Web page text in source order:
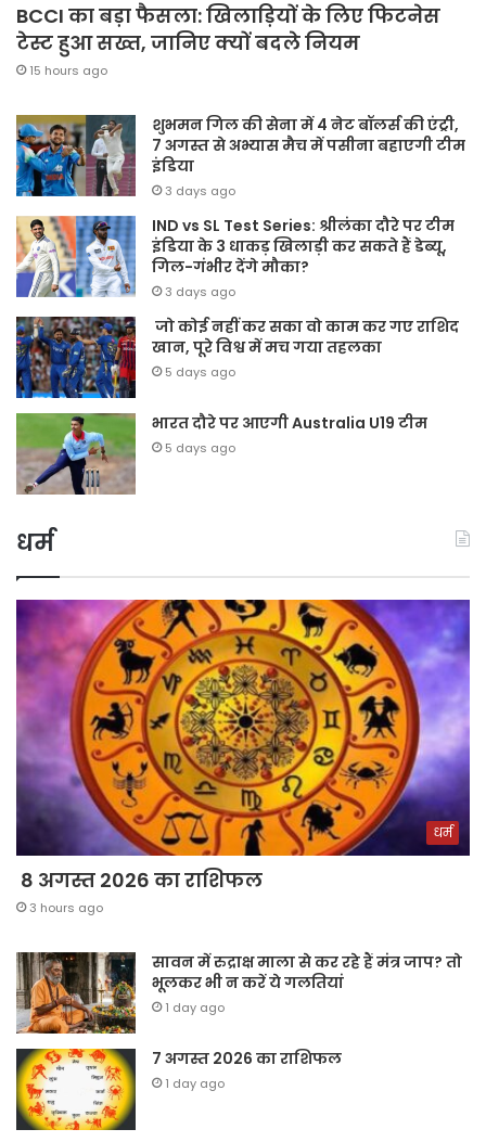
BCCI का बड़ा फैसला: खिलाड़ियों के लिए फिटनेस
टेस्ट हुआ सख्त, जानिए क्यों बदले नियम
15 hours ago
शुभमन गिल की सेना में 4 नेट बॉलर्स की एंट्री,
7 अगस्त से अभ्यास मैच में पसीना बहाएगी टीम
इंडिया
3 days ago
IND vs SL Test Series: श्रीलंका दौरे पर टीम
इंडिया के 3 धाकड़ खिलाड़ी कर सकते हैं डेब्यू,
गिल-गंभीर देंगे मौका?
3 days ago
जो कोई नहीं कर सका वो काम कर गए राशिद
खान, पूरे विश्व में मच गया तहलका
5 days ago
भारत दौरे पर आएगी Australia U19 टीम
5 days ago
धर्म
धर्म
8 अगस्त 2026 का राशिफल
3 hours ago
सावन में रुद्राक्ष माला से कर रहे हैं मंत्र जाप? तो
भूलकर भी न करें ये गलतियां
1 day ago
7 अगस्त 2026 का राशिफल
1 day ago